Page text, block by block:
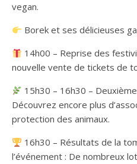
vegan.
Borek et ses délicieuses
14h00 – Reprise des
nouvelle vente de tickets de
15h30 – 16h30 –
Découvrez encore plus
protection des animaux.
16h30 – Résultats de la
l’événement : De nombreux